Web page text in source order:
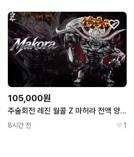
105,000원
주술회전 레진 월콜 Z 마허라 전액 양도 판매 합니다
8시간 전 1